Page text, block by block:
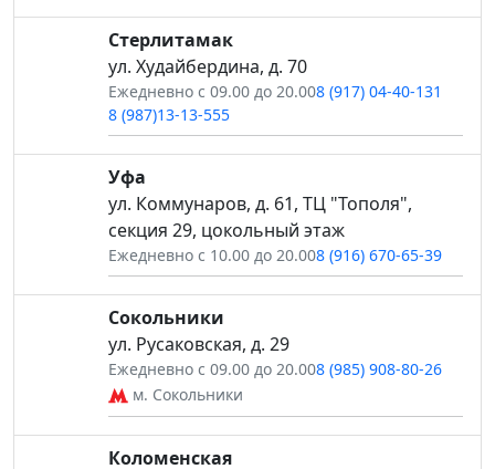
Стерлитамак
ул. Худайбердина, д. 70
Ежедневно с 09.00 до 20.008 (917) 04-40-131
8 (987)13-13-555
Уфа
ул. Коммунаров, д. 61, ТЦ "Тополя",
секция 29, цокольный этаж
Ежедневно с 10.00 до 20.008 (916) 670-65-39
Сокольники
ул. Русаковская, д. 29
Ежедневно с 09.00 до 20.008 (985) 908-80-26
м. Сокольники
Коломенская